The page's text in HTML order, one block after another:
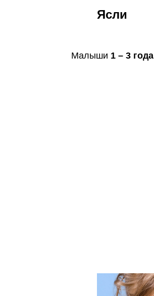
Ясли
Малыши 1 – 3 года